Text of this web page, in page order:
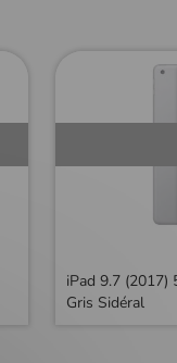
iPad 9.7 (2017)
Gris Sidéral